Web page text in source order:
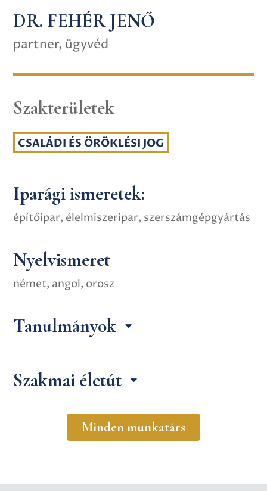
DR. FEHÉR JENŐ
partner, ügyvéd
Szakterületek
CSALÁDI ÉS ÖRÖKLÉSI JOG
Iparági ismeretek:
építőipar, élelmiszeripar, szerszámgépgyártás
Nyelvismeret
német, angol, orosz
Tanulmányok
Szakmai életút
Minden munkatárs